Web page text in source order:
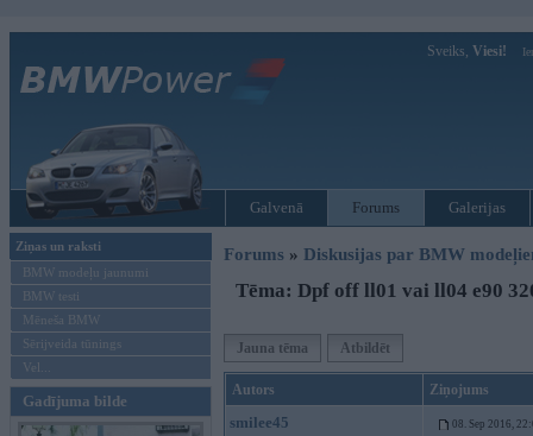
Sveiks, Viesi!
Galvenā Forums Galerijas
Ziņas un raksti
BMW modeļu jaunumi
BMW testi
Mēneša BMW
Sērijveida tūnings
Vel...
Gadījuma bilde
Forums » Diskusijas par BMW
Tēma: Dpf off ll01 vai ll04 e90
Jauna tēma Atbildēt
Autors Ziņojums
smilee45 08. Sep 2016,